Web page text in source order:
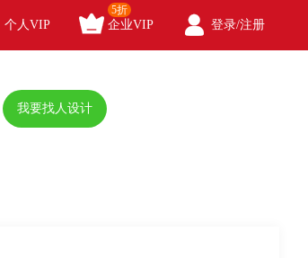
个人VIP  企业VIP
5折
 登录/注册
我要找人设计